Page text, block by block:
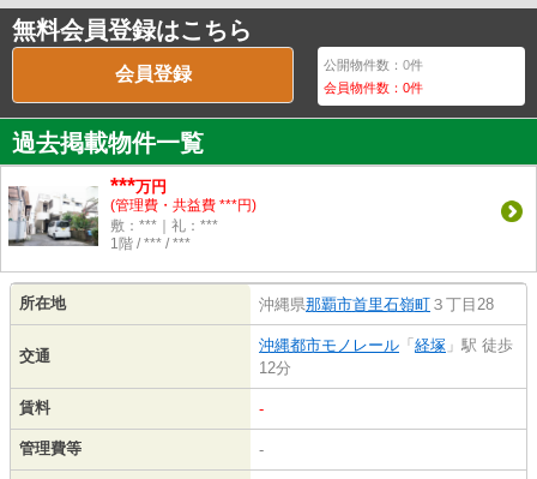
無料会員登録はこちら
会員登録 公開物件数：0件
会員物件数：0件
過去掲載物件一覧
***万円
(管理費・共益費 ***円)
敷：***｜礼：***
1階 / *** / ***
所在地 沖縄県那覇市首里石嶺町 ３丁目28
交通
沖縄都市モノレール 「 経塚 」駅 徒歩
12分
賃料 -
管理費等 -